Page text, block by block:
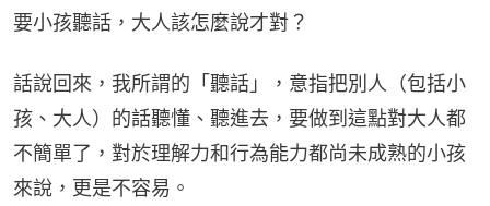
要小孩聽話，大人該怎麼說才對？
話說回來，我所謂的「聽話」，意指把別人（包括小
孩、大人）的話聽懂、聽進去，要做到這點對大人都
不簡單了，對於理解力和行為能力都尚未成熟的小孩
來說，更是不容易。